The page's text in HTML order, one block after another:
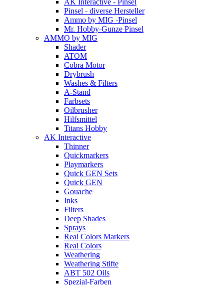
AK Interactive - Pinsel
Pinsel - diverse Hersteller
Ammo by MIG -Pinsel
Mr. Hobby-Gunze Pinsel
AMMO by MIG
Shader
ATOM
Cobra Motor
Drybrush
Washes & Filters
A-Stand
Farbsets
Oilbrusher
Hilfsmittel
Titans Hobby
AK Interactive
Thinner
Quickmarkers
Playmarkers
Quick GEN Sets
Quick GEN
Gouache
Inks
Filters
Deep Shades
Sprays
Real Colors Markers
Real Colors
Weathering
Weathering Stifte
ABT 502 Oils
Spezial-Farben